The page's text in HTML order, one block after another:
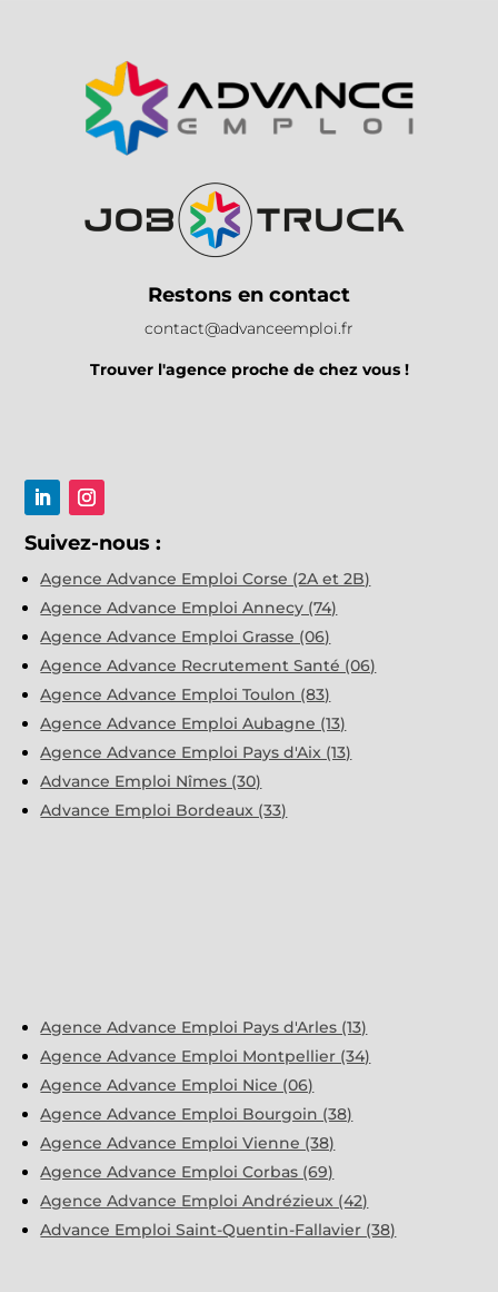
Restons en contact
contact@advanceemploi.fr
Trouver l'agence proche de chez vous !
Suivez-nous :
Agence Advance Emploi Corse (2A et 2B)
Agence Advance Emploi Annecy (74)
Agence Advance Emploi Grasse (06)
Agence Advance Recrutement Santé (06)
Agence Advance Emploi Toulon (83)
Agence Advance Emploi Aubagne (13)
Agence Advance Emploi Pays d'Aix (13)
Advance Emploi Nîmes (30)
Advance Emploi Bordeaux (33)
Agence Advance Emploi Pays d'Arles (13)
Agence Advance Emploi Montpellier (34)
Agence Advance Emploi Nice (06)
Agence Advance Emploi Bourgoin (38)
Agence Advance Emploi Vienne (38)
Agence Advance Emploi Corbas (69)
Agence Advance Emploi Andrézieux (42)
Advance Emploi Saint-Quentin-Fallavier (38)